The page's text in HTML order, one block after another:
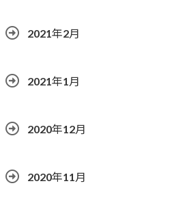
2021年2月
2021年1月
2020年12月
2020年11月